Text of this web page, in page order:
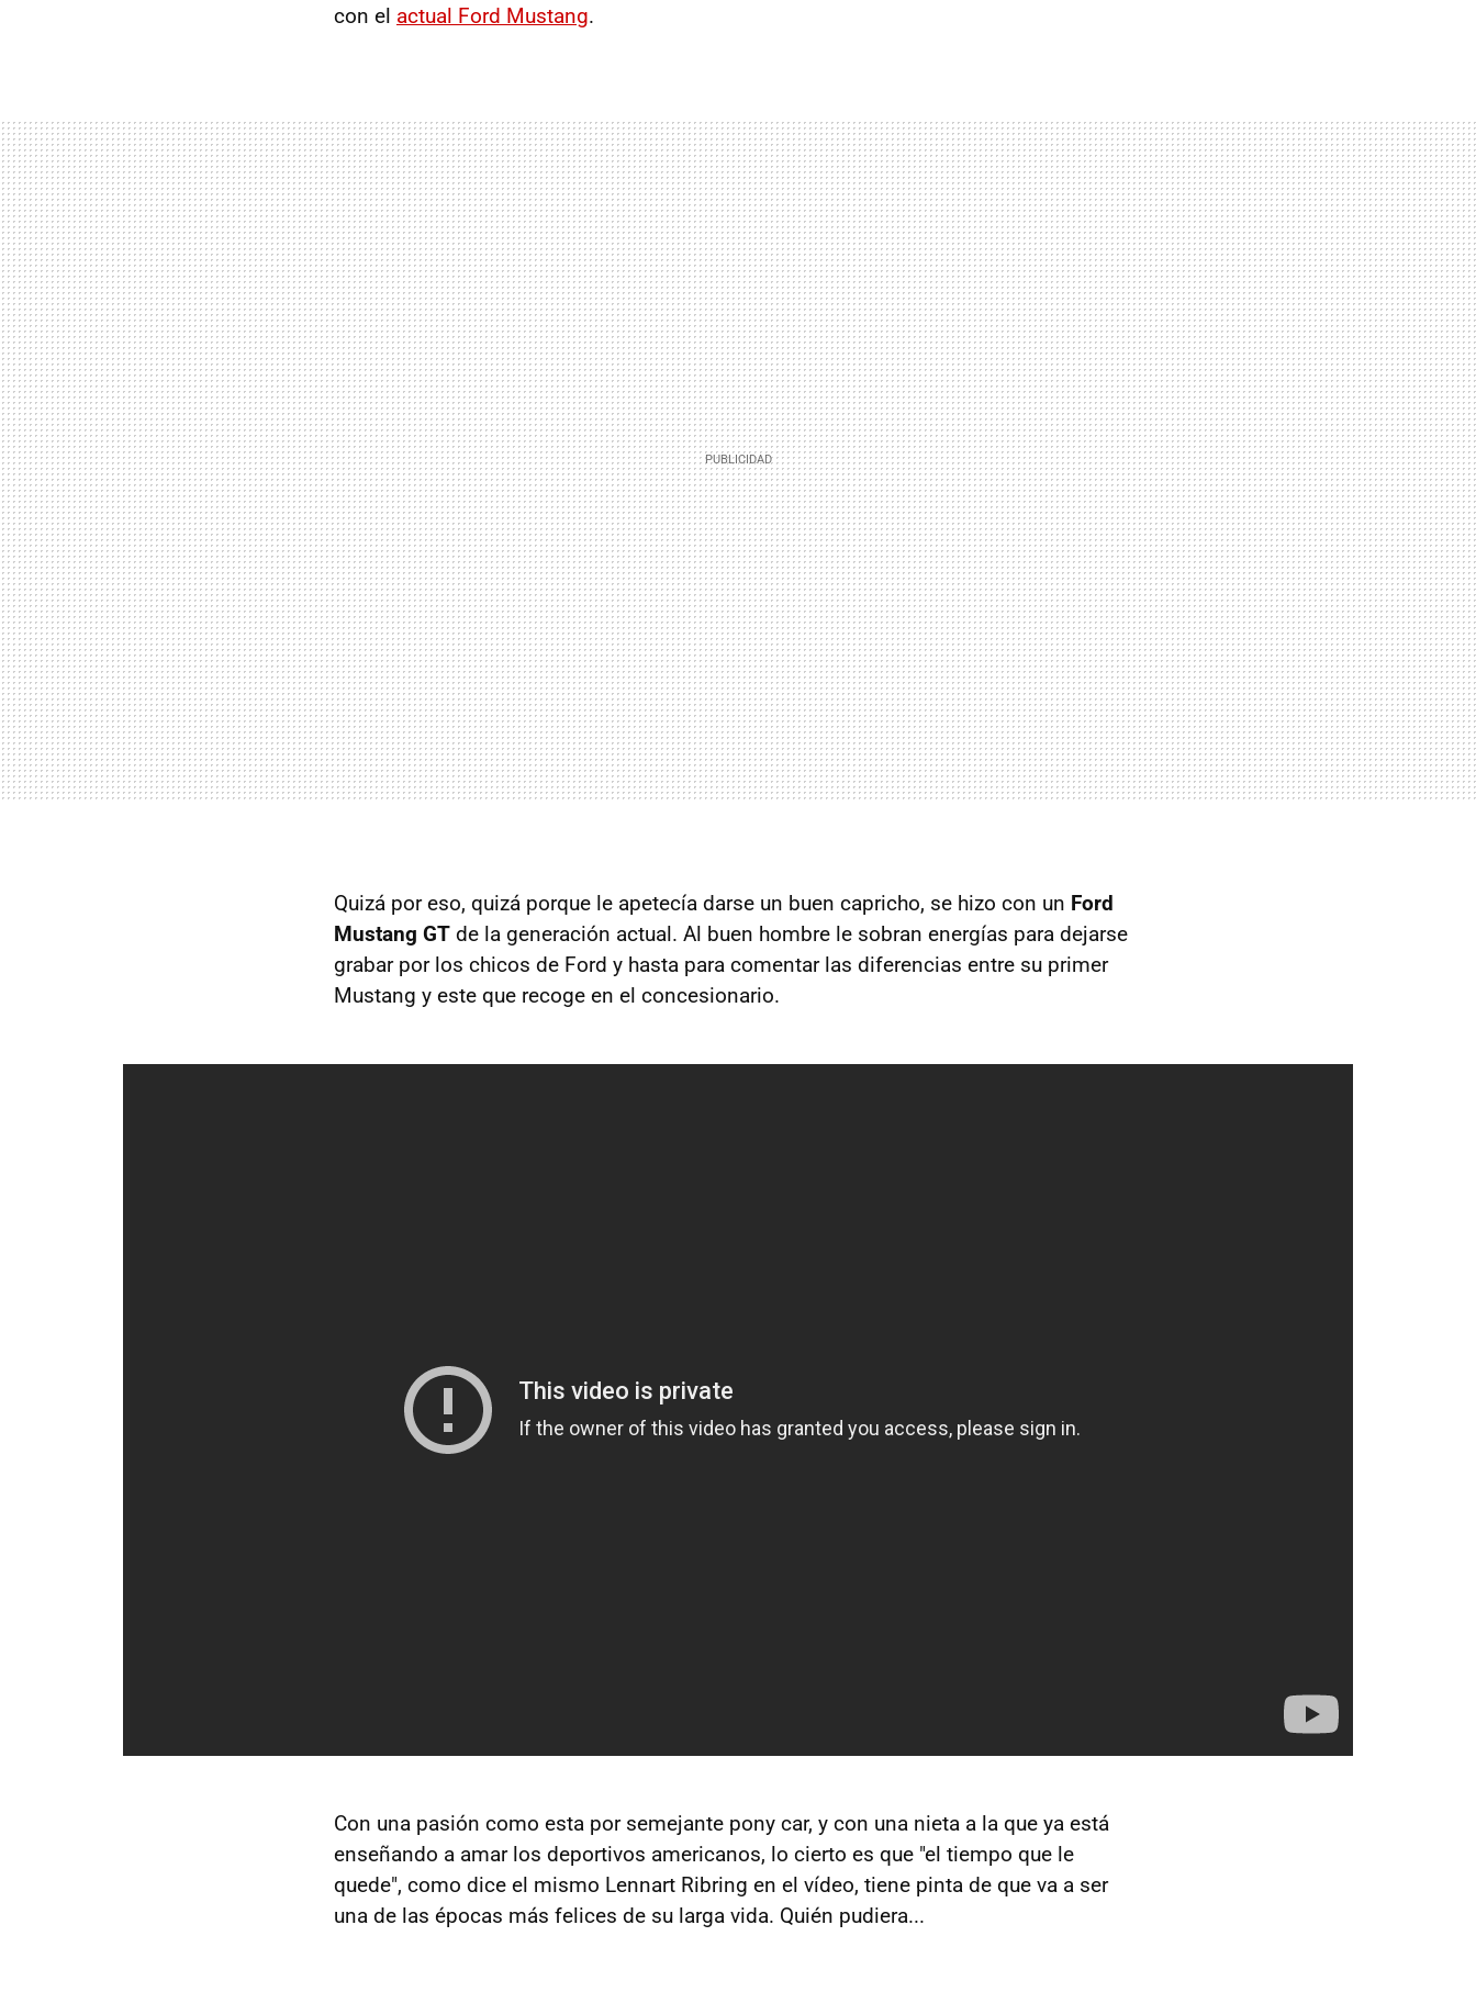
con el actual Ford Mustang.
Quizá por eso, quizá porque le apetecía darse un buen capricho, se hizo con un Ford
Mustang GT de la generación actual. Al buen hombre le sobran energías para dejarse
grabar por los chicos de Ford y hasta para comentar las diferencias entre su primer
Mustang y este que recoge en el concesionario.
Con una pasión como esta por semejante pony car, y con una nieta a la que ya está
enseñando a amar los deportivos americanos, lo cierto es que "el tiempo que le
quede", como dice el mismo Lennart Ribring en el vídeo, tiene pinta de que va a ser
una de las épocas más felices de su larga vida. Quién pudiera...